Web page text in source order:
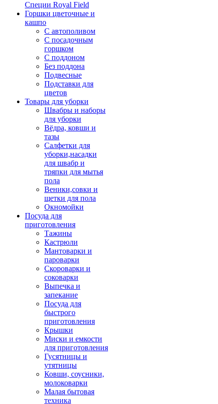
Специи Royal Field
Горшки цветочные и
кашпо
С автополивом
С посадочным
горшком
С поддоном
Без поддона
Подвесные
Подставки для
цветов
Товары для уборки
Швабры и наборы
для уборки
Вёдра, ковши и
тазы
Салфетки для
уборки,насадки
для швабр и
тряпки для мытья
пола
Веники,совки и
щетки для пола
Окномойки
Посуда для
приготовления
Тажины
Кастрюли
Мантоварки и
пароварки
Скороварки и
соковарки
Выпечка и
запекание
Посуда для
быстрого
приготовления
Крышки
Миски и емкости
для приготовления
Гусятницы и
утятницы
Ковши, соусники,
молоковарки
Малая бытовая
техника